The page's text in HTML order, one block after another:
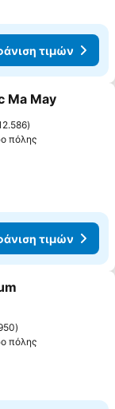
τιμών
αγαπημένα
Ma May
πόλης
τιμών
αγαπημένα
πόλης